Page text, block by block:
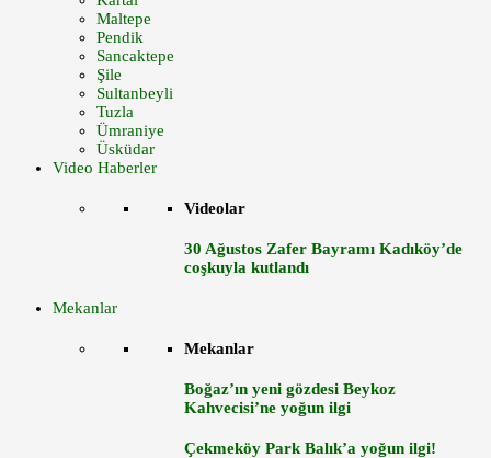
Maltepe
Pendik
Sancaktepe
Şile
Sultanbeyli
Tuzla
Ümraniye
Üsküdar
Video Haberler
Videolar
30 Ağustos Zafer Bayramı Kadıköy’de
coşkuyla kutlandı
Mekanlar
Mekanlar
Boğaz’ın yeni gözdesi Beykoz
Kahvecisi’ne yoğun ilgi
Çekmeköy Park Balık’a yoğun ilgi!